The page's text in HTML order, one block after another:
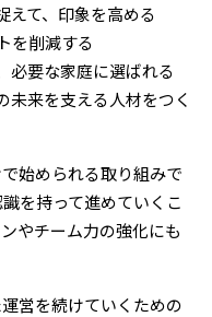
えて、印象を高める
を削減する
必要な家庭に選ばれる
未来を支える人材をつく
始められる取り組みで
を持って進めていくこ
やチーム力の強化にも
営を続けていくための